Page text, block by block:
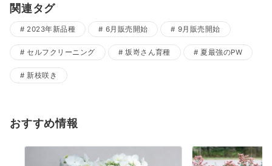
関連タグ
2023年新品種 6月販売開始 9月販売開始
セルフクリーニング 坂嵜さん育種 夏最強のPW
新枝咲き
おすすめ情報